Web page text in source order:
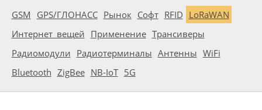
GSM GPS/ГЛОНАСС Рынок Софт RFID LoRaWAN
Интернет вещей Применение Трансиверы
Радиомодули Радиотерминалы Антенны WiFi
Bluetooth ZigBee NB-IoT 5G